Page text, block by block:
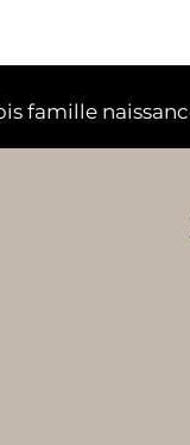
famille